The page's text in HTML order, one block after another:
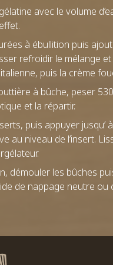
avec le volume
à ébullition puis
refroidir le mélange
puis la crème
à bûche, peser
et la répartir.
puis appuyer jusqu’
au niveau de l’insert.
démouler les bûches
de nappage neutre ou